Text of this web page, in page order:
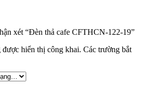
xét “Đèn thả cafe CFTHCN-122-19”
được hiển thị công khai. Các trường bắt